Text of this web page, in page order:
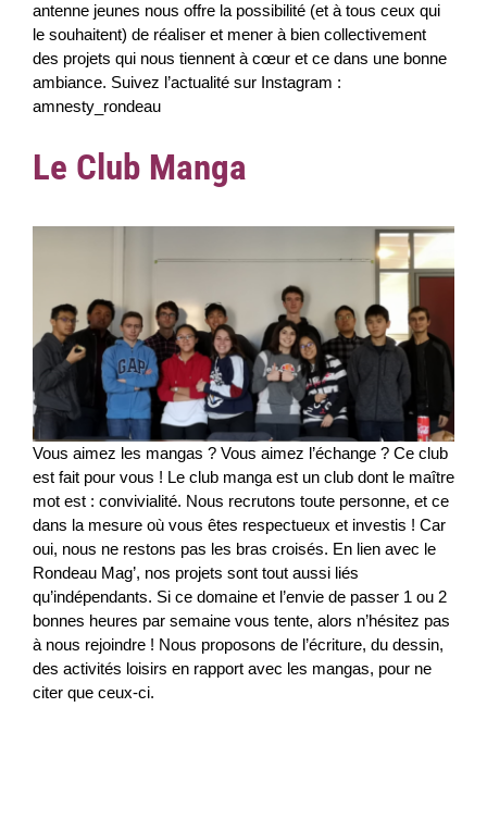
antenne jeunes nous offre la possibilité (et à tous ceux qui
le souhaitent) de réaliser et mener à bien collectivement
des projets qui nous tiennent à cœur et ce dans une bonne
ambiance. Suivez l’actualité sur Instagram :
amnesty_rondeau
Le Club Manga
Vous aimez les mangas ? Vous aimez l’échange ? Ce club
est fait pour vous ! Le club manga est un club dont le maître
mot est : convivialité. Nous recrutons toute personne, et ce
dans la mesure où vous êtes respectueux et investis ! Car
oui, nous ne restons pas les bras croisés. En lien avec le
Rondeau Mag’, nos projets sont tout aussi liés
qu’indépendants. Si ce domaine et l’envie de passer 1 ou 2
bonnes heures par semaine vous tente, alors n’hésitez pas
à nous rejoindre ! Nous proposons de l’écriture, du dessin,
des activités loisirs en rapport avec les mangas, pour ne
citer que ceux-ci.